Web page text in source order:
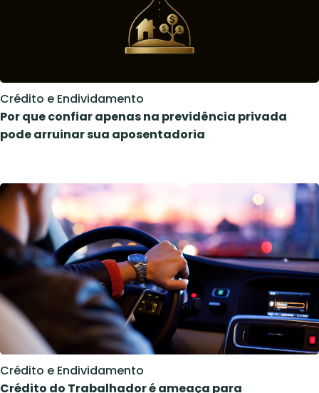
Crédito e Endividamento
Por que confiar apenas na previdência privada
pode arruinar sua aposentadoria
Crédito e Endividamento
Crédito do Trabalhador é ameaça para